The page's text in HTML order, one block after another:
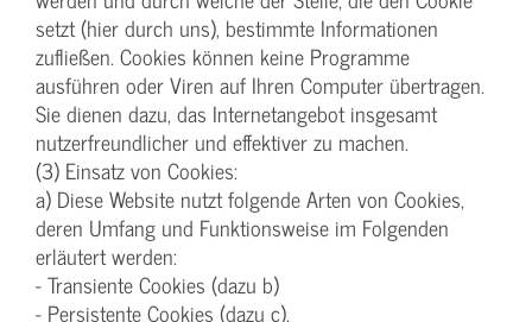
setzt (hier durch uns), bestimmte Informationen
zufließen. Cookies können keine Programme
ausführen oder Viren auf Ihren Computer übertragen.
Sie dienen dazu, das Internetangebot insgesamt
nutzerfreundlicher und effektiver zu machen.
(3) Einsatz von Cookies:
a) Diese Website nutzt folgende Arten von Cookies,
deren Umfang und Funktionsweise im Folgenden
erläutert werden:
- Transiente Cookies (dazu b)
- Persistente Cookies (dazu c).